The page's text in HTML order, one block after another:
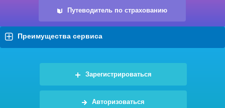
Путеводитель по страхованию
Преимущества сервиса
Зарегистрироваться
Авторизоваться